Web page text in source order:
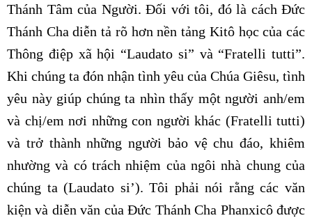
Thánh Tâm của Người. Đối với tôi, đó là cách Đức
Thánh Cha diễn tả rõ hơn nền tảng Kitô học của các
Thông điệp xã hội “Laudato si” và “Fratelli tutti”.
Khi chúng ta đón nhận tình yêu của Chúa Giêsu, tình
yêu này giúp chúng ta nhìn thấy một người anh/em
và chị/em nơi những con người khác (Fratelli tutti)
và trở thành những người bảo vệ chu đáo, khiêm
nhường và có trách nhiệm của ngôi nhà chung của
chúng ta (Laudato si’). Tôi phải nói rằng các văn
kiện và diễn văn của Đức Thánh Cha Phanxicô được